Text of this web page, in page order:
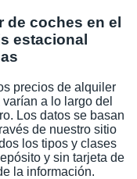
coches en el
estacional
precios de alquiler
a lo largo del
Los datos se basan
de nuestro sitio
los tipos y clases
y sin tarjeta de
la información.